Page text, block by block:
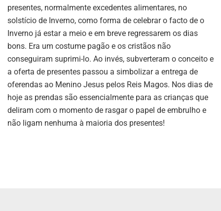
presentes, normalmente excedentes alimentares, no
solstício de Inverno, como forma de celebrar o facto de o
Inverno já estar a meio e em breve regressarem os dias
bons. Era um costume pagão e os cristãos não
conseguiram suprimi-lo. Ao invés, subverteram o conceito e
a oferta de presentes passou a simbolizar a entrega de
oferendas ao Menino Jesus pelos Reis Magos. Nos dias de
hoje as prendas são essencialmente para as crianças que
deliram com o momento de rasgar o papel de embrulho e
não ligam nenhuma à maioria dos presentes!